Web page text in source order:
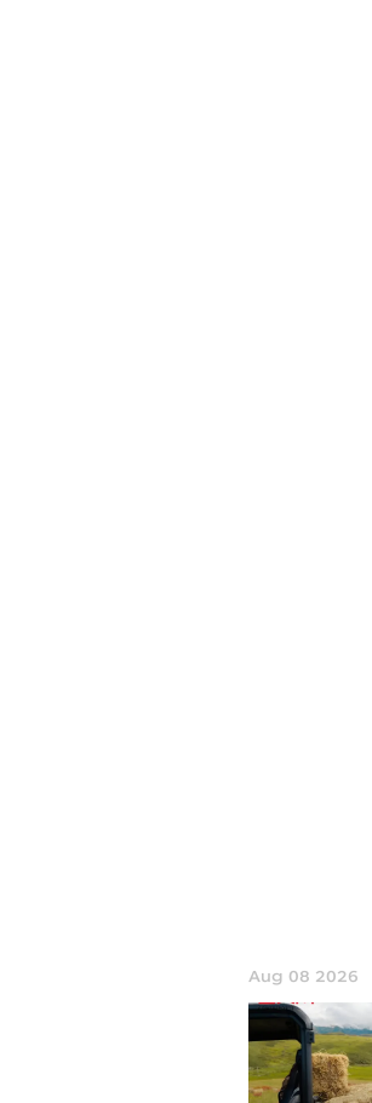
Aug 08 2026